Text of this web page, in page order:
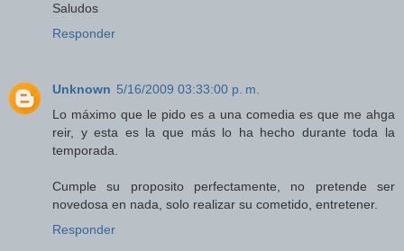
Saludos
Responder
Unknown 5/16/2009 03:33:00 p. m.
Lo máximo que le pido es a una comedia es que me ahga
reir, y esta es la que más lo ha hecho durante toda la
temporada.
Cumple su proposito perfectamente, no pretende ser
novedosa en nada, solo realizar su cometido, entretener.
Responder